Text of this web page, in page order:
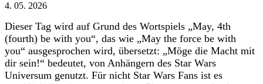
4. 05. 2026
Dieser Tag wird auf Grund des Wortspiels „May, 4th
(fourth) be with you“, das wie „May the force be with
you“ ausgesprochen wird, übersetzt: „Möge die Macht mit
dir sein!“ bedeutet, von Anhängern des Star Wars
Universum genutzt. Für nicht Star Wars Fans ist es